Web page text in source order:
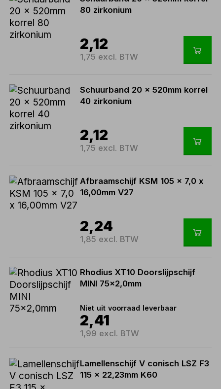
80 zirkonium
2,12
1,75 excl. BTW
Schuurband 20 x 520mm korrel
40 zirkonium
2,12
1,75 excl. BTW
Afbraamschijf KSM 105 x 7,0 x
16,00mm V27
2,24
1,85 excl. BTW
Rhodius XT10 Doorslijpschijf
MINI 75x2,0mm
Niet uit voorraad leverbaar
2,41
1,99 excl. BTW
Lamellenschijf V conisch LSZ F3
115 x 22,23mm K60